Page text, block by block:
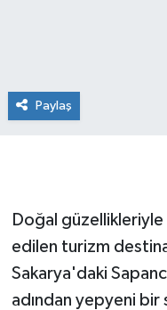
Paylaş
Doğal
edilen turizm
Sakarya'daki
adından yepyeni